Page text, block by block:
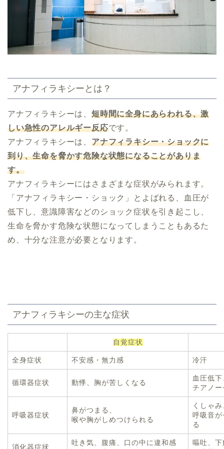
アナフィラキシーとは？
アナフィラキシーは、 短時間に全身にあらわれる、激
しい急性のアレルギー反応です。
アナフィラキシーは、 アナフィラキシー・ショックに
到り、生命を脅かす危険な状態になることがありま
す。
アナフィラキシーにはさまざまな症状がみられます。
「アナフィラキシー・ショック」とよばれる、血圧が
低下し、意識障害などのショック症状を引き起こし、
生命を脅かす危険な状態になってしまうこともあるた
め、十分な注意が必要となります。
アナフィラキシーの主な症状
自覚症状
全身症状 不安感・無力感 冷汗
循環器症状 動悸、胸が苦しくなる
血圧低
チアノー
呼吸器症状
鼻がつまる、
喉や胸がしめつけられる
くしゃ
呼吸音
る
消化器症状
吐き気、腹痛、口の中に違和感
嘔吐、